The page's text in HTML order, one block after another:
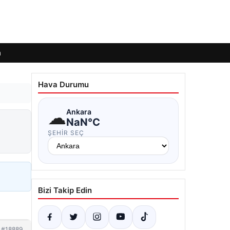
Hava Durumu
☁Ankara
NaN°C
ŞEHIR SEÇ
Bizi Takip Edin